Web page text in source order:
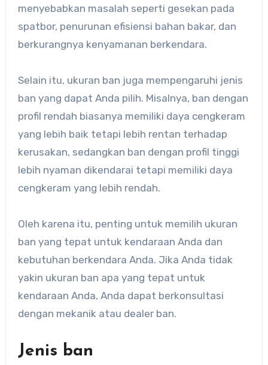
menyebabkan masalah seperti gesekan pada
spatbor, penurunan efisiensi bahan bakar, dan
berkurangnya kenyamanan berkendara.
Selain itu, ukuran ban juga mempengaruhi jenis
ban yang dapat Anda pilih. Misalnya, ban dengan
profil rendah biasanya memiliki daya cengkeram
yang lebih baik tetapi lebih rentan terhadap
kerusakan, sedangkan ban dengan profil tinggi
lebih nyaman dikendarai tetapi memiliki daya
cengkeram yang lebih rendah.
Oleh karena itu, penting untuk memilih ukuran
ban yang tepat untuk kendaraan Anda dan
kebutuhan berkendara Anda. Jika Anda tidak
yakin ukuran ban apa yang tepat untuk
kendaraan Anda, Anda dapat berkonsultasi
dengan mekanik atau dealer ban.
Jenis ban